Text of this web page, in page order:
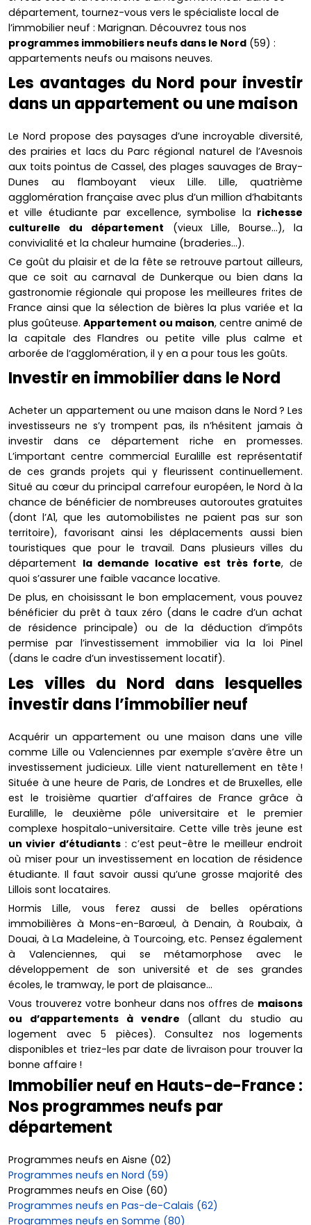
département, tournez-vous vers le spécialiste local de
l’immobilier neuf : Marignan. Découvrez tous nos
programmes immobiliers neufs dans le Nord (59) :
appartements neufs ou maisons neuves.
Les avantages du Nord pour investir
dans un appartement ou une maison
Le Nord propose des paysages d’une incroyable diversité,
des prairies et lacs du Parc régional naturel de l’Avesnois
aux toits pointus de Cassel, des plages sauvages de Bray-
Dunes au flamboyant vieux Lille. Lille, quatrième
agglomération française avec plus d’un million d’habitants
et ville étudiante par excellence, symbolise la richesse
culturelle du département (vieux Lille, Bourse…), la
convivialité et la chaleur humaine (braderies…).
Ce goût du plaisir et de la fête se retrouve partout ailleurs,
que ce soit au carnaval de Dunkerque ou bien dans la
gastronomie régionale qui propose les meilleures frites de
France ainsi que la sélection de bières la plus variée et la
plus goûteuse. Appartement ou maison, centre animé de
la capitale des Flandres ou petite ville plus calme et
arborée de l’agglomération, il y en a pour tous les goûts.
Investir en immobilier dans le Nord
Acheter un appartement ou une maison dans le Nord ? Les
investisseurs ne s’y trompent pas, ils n’hésitent jamais à
investir dans ce département riche en promesses.
L’important centre commercial Euralille est représentatif
de ces grands projets qui y fleurissent continuellement.
Situé au cœur du principal carrefour européen, le Nord à la
chance de bénéficier de nombreuses autoroutes gratuites
(dont l’A1, que les automobilistes ne paient pas sur son
territoire), favorisant ainsi les déplacements aussi bien
touristiques que pour le travail. Dans plusieurs villes du
département la demande locative est très forte, de
quoi s’assurer une faible vacance locative.
De plus, en choisissant le bon emplacement, vous pouvez
bénéficier du prêt à taux zéro (dans le cadre d’un achat
de résidence principale) ou de la déduction d’impôts
permise par l’investissement immobilier via la loi Pinel
(dans le cadre d’un investissement locatif).
Les villes du Nord dans lesquelles
investir dans l’immobilier neuf
Acquérir un appartement ou une maison dans une ville
comme Lille ou Valenciennes par exemple s’avère être un
investissement judicieux. Lille vient naturellement en tête !
Située à une heure de Paris, de Londres et de Bruxelles, elle
est le troisième quartier d’affaires de France grâce à
Euralille, le deuxième pôle universitaire et le premier
complexe hospitalo-universitaire. Cette ville très jeune est
un vivier d’étudiants: c’est peut-être le meilleur endroit
où miser pour un investissement en location de résidence
étudiante. Il faut savoir aussi qu’une grosse majorité des
Lillois sont locataires.
Hormis Lille, vous ferez aussi de belles opérations
immobilières à Mons-en-Barœul, à Denain, à Roubaix, à
Douai, à La Madeleine, à Tourcoing, etc. Pensez également
à Valenciennes, qui se métamorphose avec le
développement de son université et de ses grandes
écoles, le tramway, le port de plaisance…
Vous trouverez votre bonheur dans nos offres de maisons
ou d’appartements à vendre (allant du studio au
logement avec 5 pièces). Consultez nos logements
disponibles et triez-les par date de livraison pour trouver la
bonne affaire !
Immobilier neuf en Hauts-de-France :
Nos programmes neufs par
département
Programmes neufs en Aisne (02)
Programmes neufs en Nord (59)
Programmes neufs en Oise (60)
Programmes neufs en Pas-de-Calais (62)
Programmes neufs en Somme (80)